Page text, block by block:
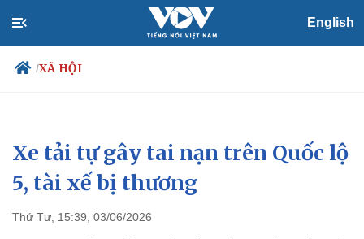
English
/XÃ HỘI
Chính trị
Đảng
Tổ chức nhân sự
Nhận diện sự thật
Xã hội
Xe tải tự gây tai nạn trên Quốc lộ
5, tài xế bị thương
Thứ Tư, 15:39, 03/06/2026